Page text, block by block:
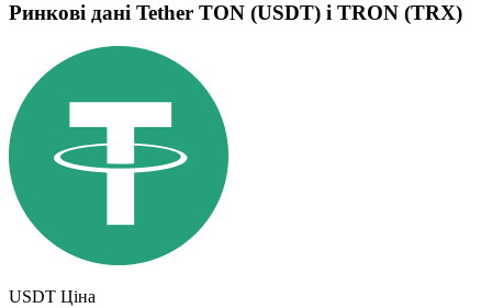
Ринкові дані Tether TON (USDT) і TRON (TRX)
USDT Ціна